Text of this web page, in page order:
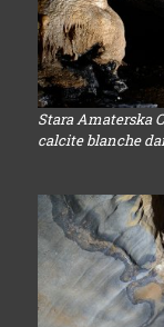
Stara Amaterska
calcite blanche